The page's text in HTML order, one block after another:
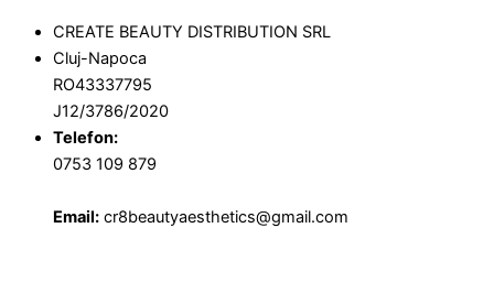
CREATE BEAUTY DISTRIBUTION SRL
Cluj-Napoca
RO43337795
J12/3786/2020
Telefon:
0753 109 879
Email: cr8beautyaesthetics@gmail.com